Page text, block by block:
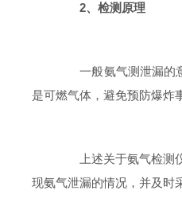
2、检测原理
一般氨气测泄漏的意
是可燃气体，避免预防爆炸
上述关于氨气检测仪
现氨气泄漏的情况，并及时